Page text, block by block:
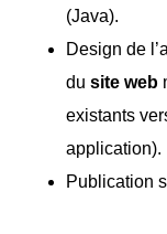
(Java).
Design de
du site web
existants
application).
Publication